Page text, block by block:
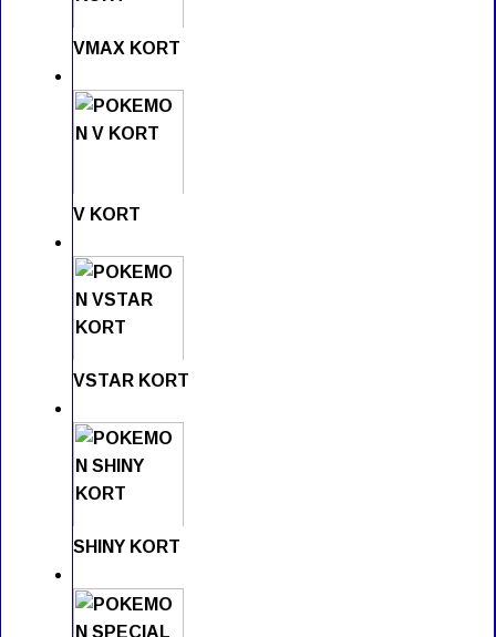
VMAX KORT
V KORT
VSTAR KORT
SHINY KORT